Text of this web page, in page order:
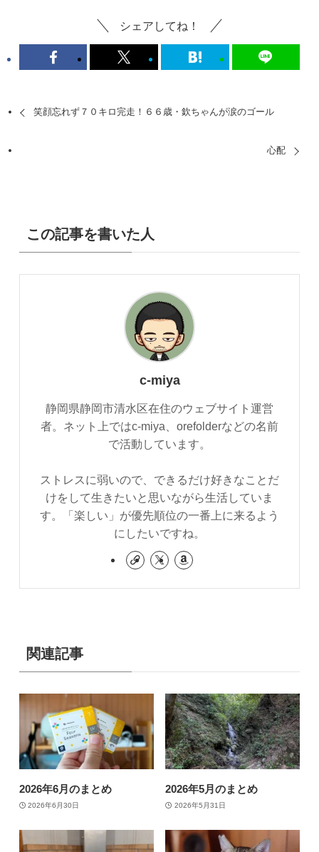
シェアしてね！
笑顔忘れず７０キロ完走！６６歳・欽ちゃんが涙のゴール
心配
この記事を書いた人
c-miya
静岡県静岡市清水区在住のウェブサイト運営
者。ネット上ではc-miya、orefolderなどの名前
で活動しています。
ストレスに弱いので、できるだけ好きなことだ
けをして生きたいと思いながら生活していま
す。「楽しい」が優先順位の一番上に来るよう
にしたいですね。
関連記事
2026年6月のまとめ
2026年6月30日
2026年5月のまとめ
2026年5月31日